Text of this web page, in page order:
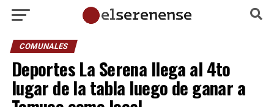
COMUNALES
Deportes La Serena llega al 4to
lugar de la tabla luego de ganar a